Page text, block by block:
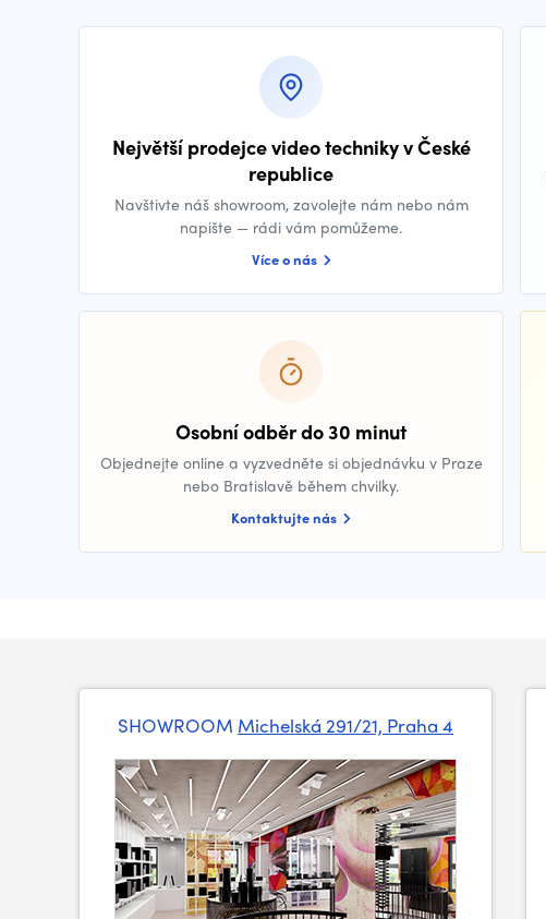
Největší prodejce video techniky v České
republice
Navštivte náš showroom, zavolejte nám nebo nám
napište — rádi vám pomůžeme.
Více o nás
Osobní odběr do 30 minut
Objednejte online a vyzvedněte si objednávku v Praze
nebo Bratislavě během chvilky.
Kontaktujte nás
SHOWROOM Michelská 291/21, Praha 4